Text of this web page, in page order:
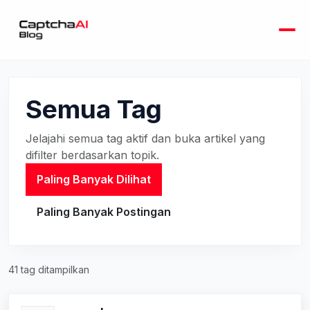
Semua Tag
Jelajahi semua tag aktif dan buka artikel yang
difilter berdasarkan topik.
Paling Banyak Dilihat
Paling Banyak Postingan
41 tag ditampilkan